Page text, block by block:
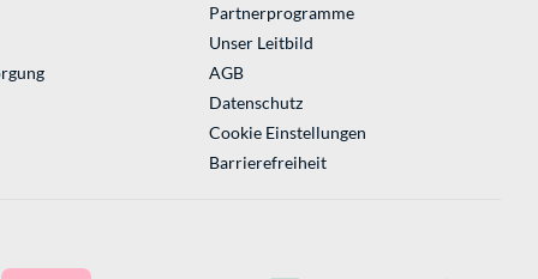
Partnerprogramme
Unser Leitbild
AGB
Datenschutz
Cookie Einstellungen
Barrierefreiheit